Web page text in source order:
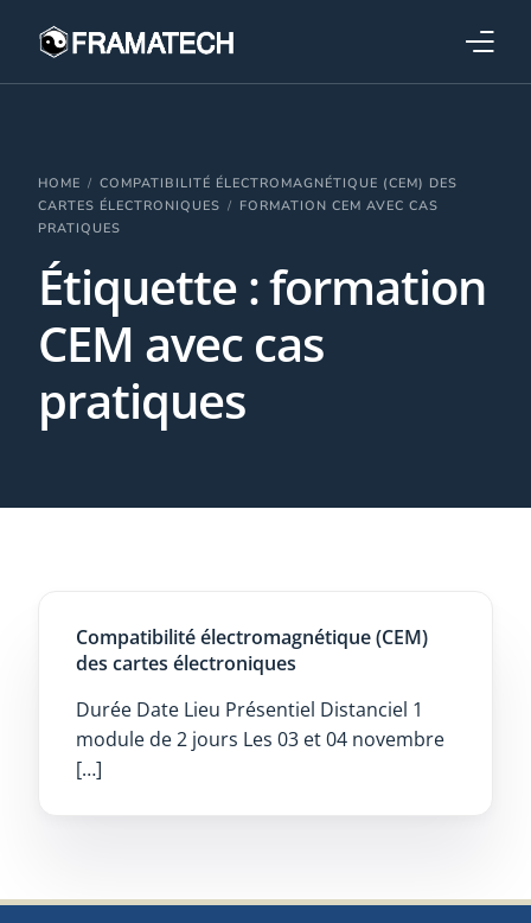
HOME
COMPATIBILITÉ ÉLECTROMAGNÉTIQUE (CEM) DES
CARTES ÉLECTRONIQUES
FORMATION CEM AVEC CAS
PRATIQUES
Étiquette :formation
CEM avec cas
pratiques
Compatibilité électromagnétique (CEM)
des cartes électroniques
Durée Date Lieu Présentiel Distanciel 1
module de 2 jours Les 03 et 04 novembre
[…]
Formations
Stratégies industrielles